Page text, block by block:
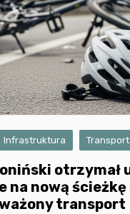
Infrastruktura Transport
otrzymał
na nową
transport